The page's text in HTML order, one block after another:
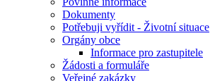
Dokumenty
Potřebuji vyřídit - Životní situace
Orgány obce
Informace pro zastupitele
Žádosti a formuláře
Veřejné zakázky